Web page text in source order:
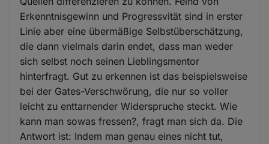
Erkenntnisgewinn und Progressvität sind in erster
Linie aber eine übermäßige Selbstüberschätzung,
die dann vielmals darin endet, dass man weder
sich selbst noch seinen Lieblingsmentor
hinterfragt. Gut zu erkennen ist das beispielsweise
bei der Gates-Verschwörung, die nur so voller
leicht zu enttarnender Widerspruche steckt. Wie
kann man sowas fressen?, fragt man sich da. Die
Antwort ist: Indem man genau eines nicht tut,
und
Cookies